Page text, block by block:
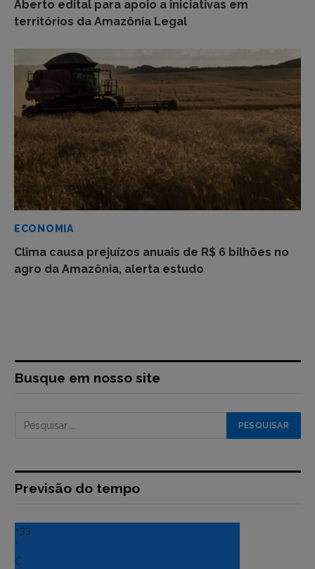
Aberto edital para apoio a iniciativas em
territórios da Amazônia Legal
ECONOMIA
Clima causa prejuízos anuais de R$ 6 bilhões no
agro da Amazônia, alerta estudo
Busque em nosso site
Previsão do tempo
+33
°
C